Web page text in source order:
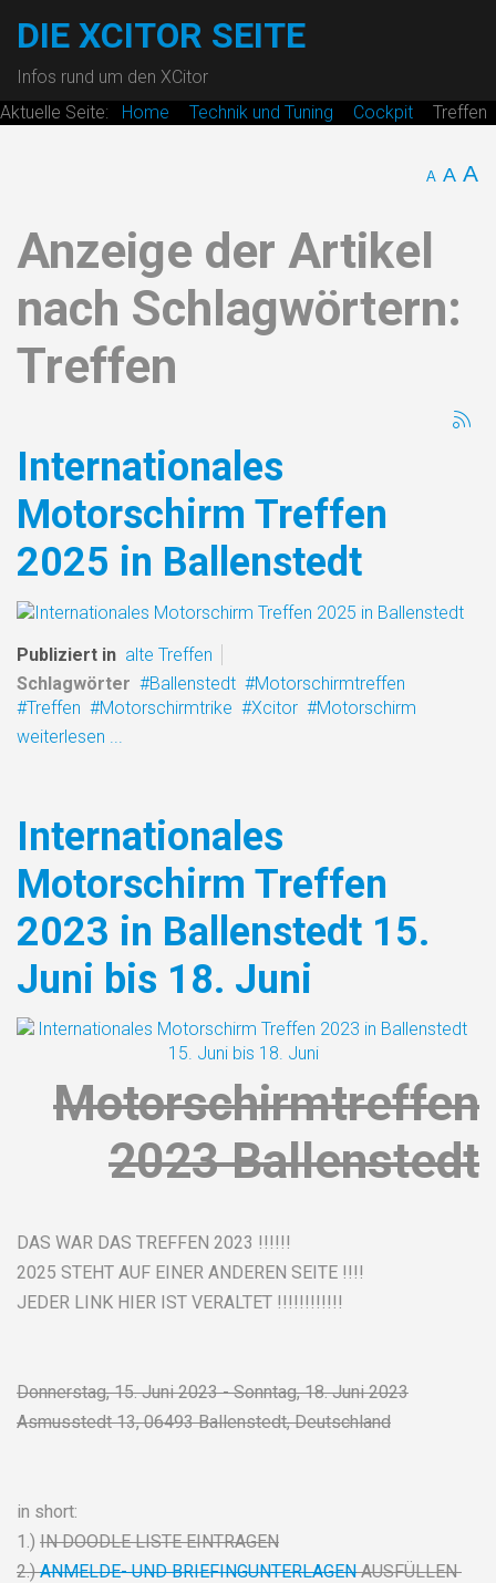
DIE XCITOR SEITE
Infos rund um den XCitor
Aktuelle Seite:
Home Technik und Tuning Cockpit Treffen
A A A
Anzeige der Artikel
nach Schlagwörtern:
Treffen
Internationales
Motorschirm Treffen
2025 in Ballenstedt
Publiziert in alte Treffen
Schlagwörter
Ballenstedt
Motorschirmtreffen
Treffen
Motorschirmtrike Xcitor
Motorschirm
weiterlesen ...
Internationales
Motorschirm Treffen
2023 in Ballenstedt 15.
Juni bis 18. Juni
Motorschirmtreffen
2023 Ballenstedt
DAS WAR DAS TREFFEN 2023 !!!!!!
2025 STEHT AUF EINER ANDEREN SEITE !!!!
JEDER LINK HIER IST VERALTET !!!!!!!!!!!!
Donnerstag, 15. Juni 2023 - Sonntag, 18. Juni 2023
Asmusstedt 13, 06493 Ballenstedt, Deutschland
in short:
1.) IN DOODLE LISTE EINTRAGEN
2.)ANMELDE- UND BRIEFINGUNTERLAGENAUSFÜLLEN